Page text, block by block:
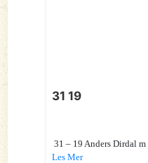
31 19
31 – 19 Anders Dirdal m
Les Mer